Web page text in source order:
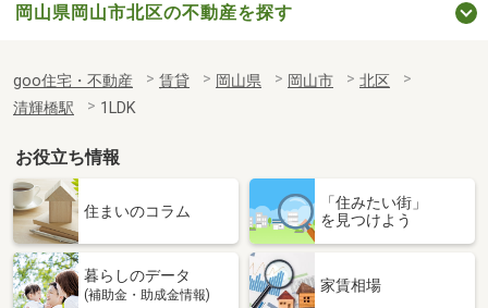
岡山県岡山市北区の不動産を探す
goo住宅・不動産 賃貸 岡山県 岡山市
北区
清輝橋駅
1LDK
お役立ち情報
住まいのコラム
「住みたい街」
を見つけよう
暮らしのデータ
(補助金・助成金情報)
家賃相場